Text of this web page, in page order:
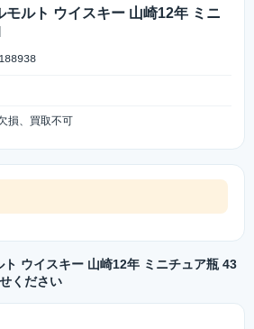
ルト ウイスキー 山崎12年 ミニ
損、買取不可
ウイスキー 山崎12年 ミニチュア瓶 43
ください